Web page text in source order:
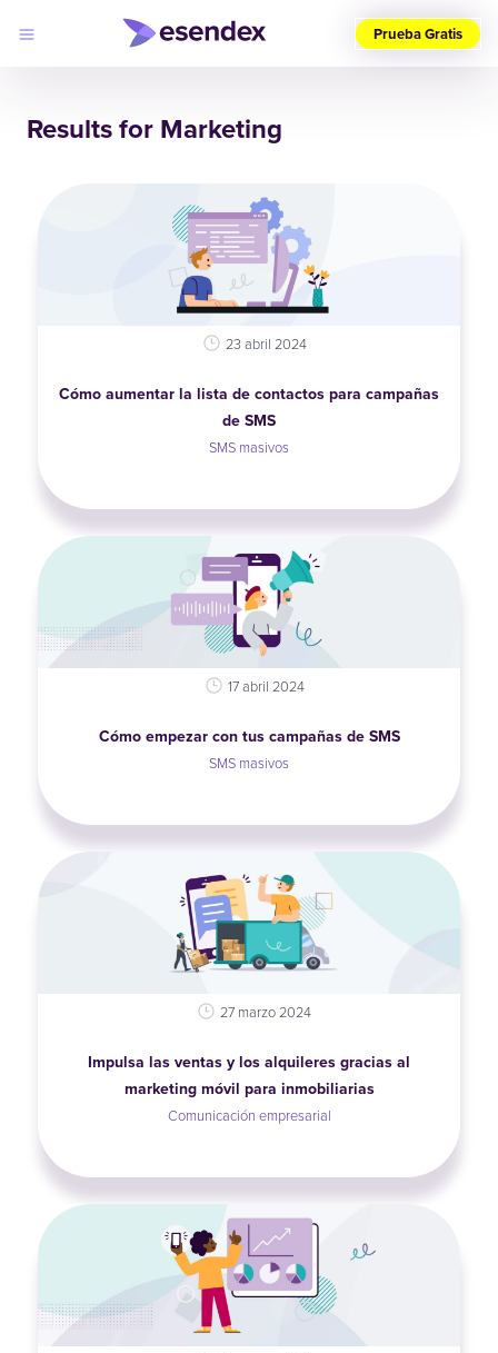
país
Soluciones
Prueba Gratis
Results for Marketing
23 abril 2024
Cómo aumentar la lista de contactos para campañas
de SMS
SMS masivos
17 abril 2024
Cómo empezar con tus campañas de SMS
SMS masivos
27 marzo 2024
Impulsa las ventas y los alquileres gracias al
marketing móvil para inmobiliarias
Comunicación empresarial